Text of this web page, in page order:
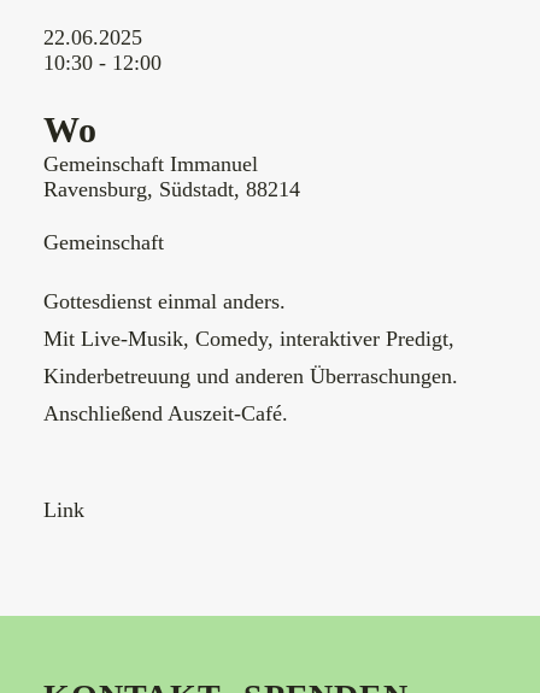
22.06.2025
10:30 - 12:00
Wo
Gemeinschaft Immanuel
Ravensburg, Südstadt, 88214
Gemeinschaft
Gottesdienst einmal anders.
Mit Live-Musik, Comedy, interaktiver Predigt,
Kinderbetreuung und anderen Überraschungen.
Anschließend Auszeit-Café.
Link